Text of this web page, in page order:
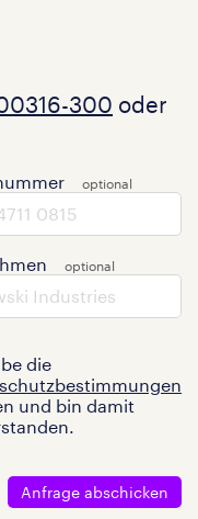
300 oder
die
und bin damit
Anfrage abschicken